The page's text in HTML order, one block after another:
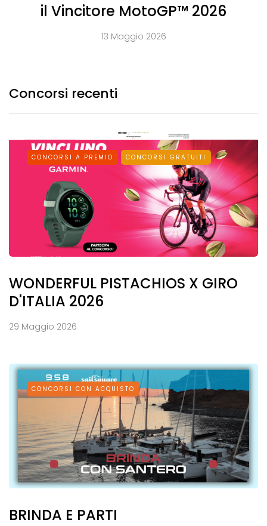
il Vincitore MotoGP™ 2026
13 Maggio 2026
Concorsi recenti
CONCORSI A PREMIO CONCORSI GRATUITI
WONDERFUL PISTACHIOS X GIRO
D'ITALIA 2026
29 Maggio 2026
CONCORSI CON ACQUISTO
BRINDA E PARTI